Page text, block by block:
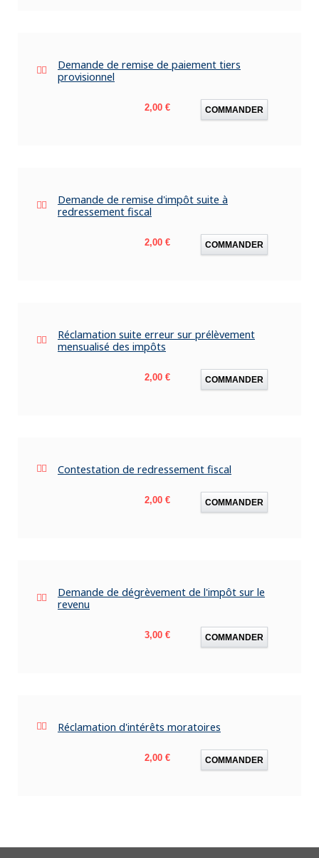
Demande de remise de paiement tiers
provisionnel
Prix
2,00 € COMMANDER
Demande de remise d'impôt suite à
redressement fiscal
Prix
2,00 € COMMANDER
Réclamation suite erreur sur prélèvement
mensualisé des impôts
Prix
2,00 € COMMANDER
Contestation de redressement fiscal
Prix
2,00 € COMMANDER
Demande de dégrèvement de l'impôt sur le
revenu
Prix
3,00 € COMMANDER
Réclamation d'intérêts moratoires
Prix
2,00 € COMMANDER